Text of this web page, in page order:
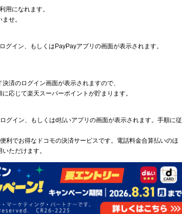
用になれます。
せ。
イン、もしくはPayPayアプリの画面が表示されます。
済のログイン画面が表示されますので、
応じて楽天スーパーポイントが貯まります。
グイン、もしくはd払いアプリの画面が表示されます。手順に従
利でお得なドコモの決済サービスです。電話料金合算払いのほ
ただけます。